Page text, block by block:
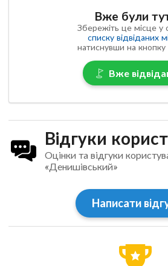
Вже були
Збережіть це місце у
списку відвіданих
натиснувши на
Вже
Відгуки
Оцінки та відгуки
«Денишівський»
Написати